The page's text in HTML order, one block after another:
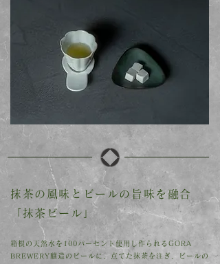
抹茶の風味と ビールの旨味を融合
「抹茶ビール」
箱根の天然水を100パーセント使用し作られるGORA
BREWERY 醸造のビールに、点てた抹茶を注ぎ、ビールの